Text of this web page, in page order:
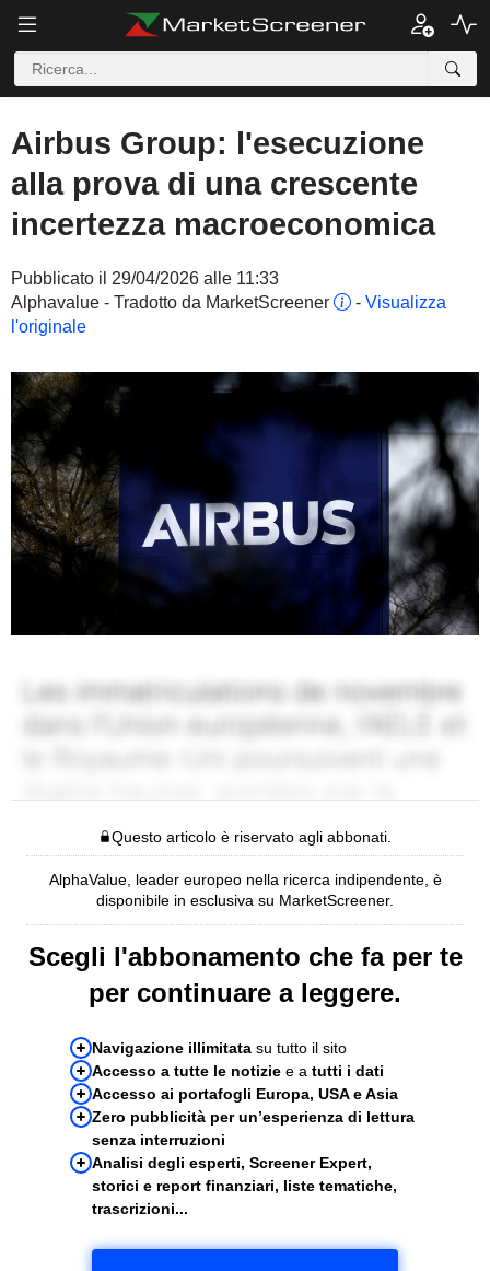
Airbus Group: l'esecuzione
alla prova di una crescente
incertezza macroeconomica
Pubblicato il 29/04/2026 alle 11:33
Alphavalue - Tradotto da MarketScreener
- Visualizza
l'originale
Questo articolo è riservato agli abbonati.
AlphaValue, leader europeo nella ricerca indipendente, è
disponibile in esclusiva su MarketScreener.
Scegli l'abbonamento che fa per te
per continuare a leggere.
Navigazione illimitata su tutto il sito
Accesso a tutte le notizie e a tutti i dati
Accesso ai portafogli Europa, USA e Asia
Zero pubblicità per un’esperienza di lettura
senza interruzioni
Analisi degli esperti, Screener Expert,
storici e report finanziari, liste tematiche,
trascrizioni...